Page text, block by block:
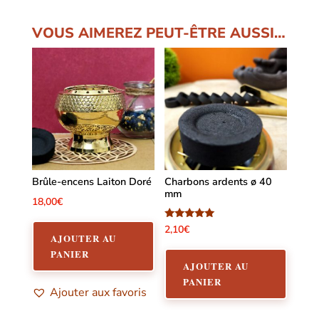
VOUS AIMEREZ PEUT-ÊTRE AUSSI…
Brûle-encens Laiton Doré
18,00€
AJOUTER AU
PANIER
Ajouter aux favoris
Charbons ardents ø 40
mm
Note
5.00
2,10€
AJOUTER AU
PANIER